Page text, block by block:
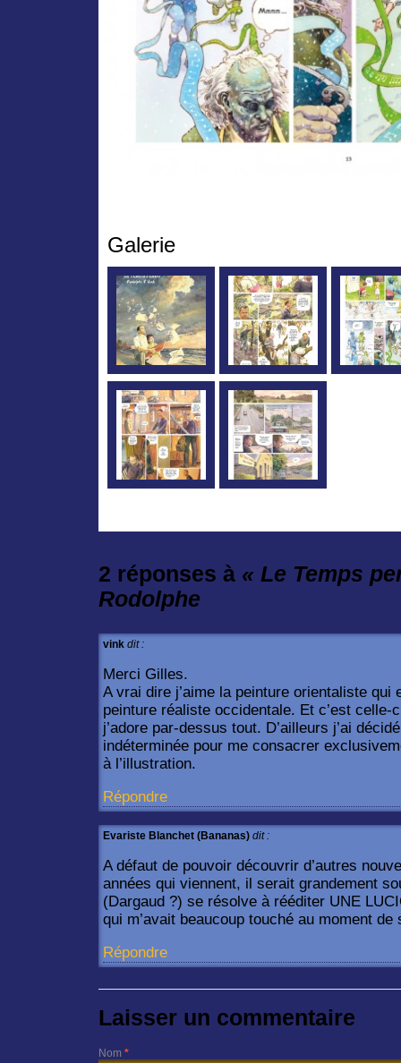
Galerie
2 réponses à « Le Temps
Rodolphe
vink dit :
Merci Gilles.
A vrai dire j’aime la peinture orientaliste qui
peinture réaliste occidentale. Et c’est celle-
j’adore par-dessus tout. D’ailleurs j’ai
indéterminée pour me consacrer
à l’illustration.
Répondre
Evariste Blanchet (Bananas) dit :
A défaut de pouvoir découvrir d’autres
années qui viennent, il serait grandement
(Dargaud ?) se résolve à rééditer UNE
qui m’avait beaucoup touché au moment de
Répondre
Laisser un commentaire
Nom *